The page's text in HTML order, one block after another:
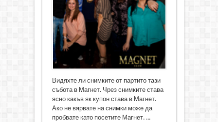
Видяхте ли снимките от партито тази
събота в Магнет. Чрез снимките става
ясно какъв як купон става в Магнет.
Ако не вярвате на снимки може да
пробвате като посетите Магнет. ...